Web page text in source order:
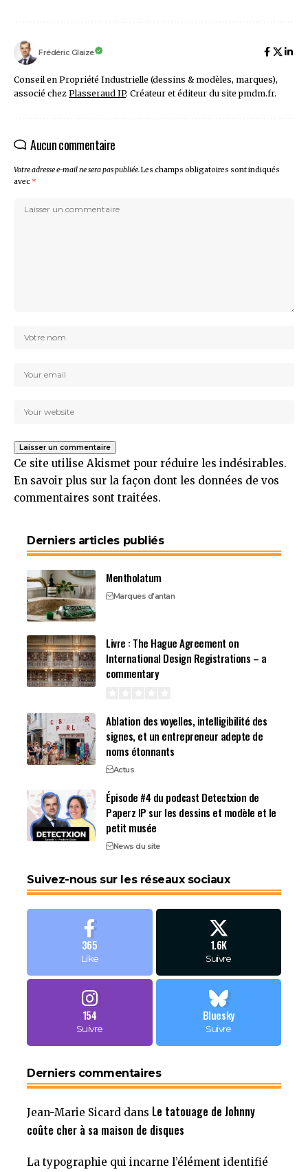
Frédéric Glaize
Conseil en Propriété Industrielle (dessins & modèles, marques),
associé chez Plasseraud IP. Créateur et éditeur du site pmdm.fr.
Aucun commentaire
Votre adresse e-mail ne sera pas publiée.Les champs obligatoires sont indiqués
avec *
Ce site utilise Akismet pour réduire les indésirables.
En savoir plus sur la façon dont les données de vos
commentaires sont traitées.
Derniers articles publiés
Mentholatum
Marques d'antan
Livre : The Hague Agreement on
International Design Registrations – a
commentary
Ablation des voyelles, intelligibilité des
signes, et un entrepreneur adepte de
noms étonnants
Actus
Épisode #4 du podcast Detectxion de
Paperz IP sur les dessins et modèle et le
petit musée
News du site
Suivez-nous sur les réseaux sociaux
365
Like
1.6K
Suivre
154
Suivre
Bluesky
Suivre
Derniers commentaires
Jean-Marie Sicard dans Le tatouage de Johnny
coûte cher à sa maison de disques
La typographie qui incarne l’élément identifié